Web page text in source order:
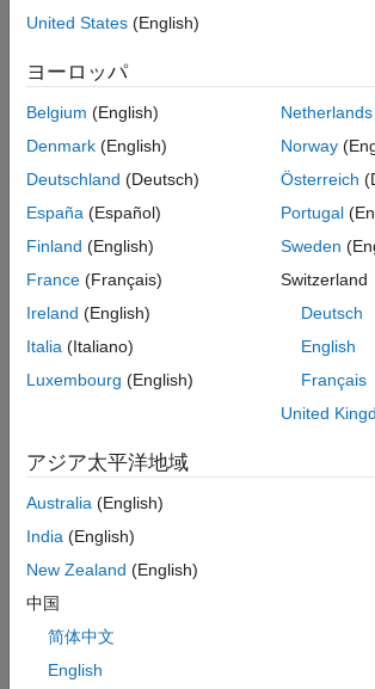
パターン データの統合と可視化
RF 伝播
カテゴリ
設計空間の探索
深層学習に基づく 3 次元パターン再構成
アンテナおよびアレイの最適化
アンテナとアレイをゲイン、帯域幅、SLL、
タムのオブジェクティブ、および制約に合
注目の例
Artificial Intelligence (AI) for Rapid
Patch Antenna
Use artificial intelligence (AI) to rapidly
R2023b 以降
Miniaturize Rectangular Microstrip
Genetic Algorithm Optimization
Miniaturize rectangular microstrip patch
R2024a 以降
SADEA Optimization of Six-Element
Optimize six-element Yagi-Uda antenna
function.
United States (English)
ヨーロッパ
Belgium (English)
Denmark (English)
Deutschland (Deutsch)
España (Español)
Finland (English)
France (Français)
Ireland (English)
Italia (Italiano)
Luxembourg (English)
Netherlands
Norway
Österreich
Portugal
Sweden
Switzerland
Deutsch
English
Français
United
アジア太平洋地域
Australia (English)
India (English)
New Zealand (English)
中国
简体中文
English